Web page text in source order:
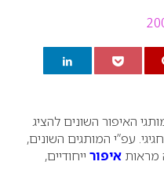
האיפור השונים להציג
עפ”י המותגים השונים,
מראות איפור ייחודיים,